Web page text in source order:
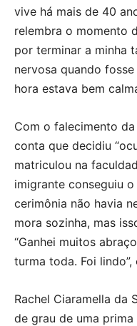
vive há mais de 40
relembra o momento
por terminar a minha
nervosa quando
hora estava bem
Com o falecimento
conta que decidiu
matriculou na
imigrante conseguiu
cerimônia não havia
mora sozinha, mas
“Ganhei muitos
turma toda. Foi lindo”,
Rachel Ciaramella da
de grau de uma